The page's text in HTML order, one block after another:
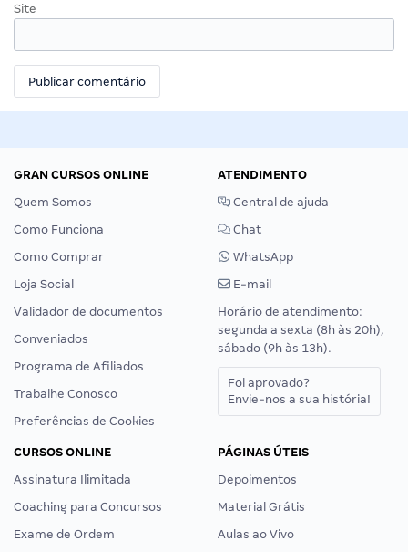
Site
GRAN CURSOS ONLINE
Quem Somos
Como Funciona
Como Comprar
Loja Social
Validador de documentos
Conveniados
Programa de Afiliados
Trabalhe Conosco
Preferências de Cookies
ATENDIMENTO
Central de ajuda
Chat
WhatsApp
E-mail
Horário de atendimento:
segunda a sexta (8h às 20h),
sábado (9h às 13h).
Foi aprovado?
Envie-nos a sua história!
CURSOS ONLINE
Assinatura Ilimitada
Coaching para Concursos
Exame de Ordem
PÁGINAS ÚTEIS
Depoimentos
Material Grátis
Aulas ao Vivo